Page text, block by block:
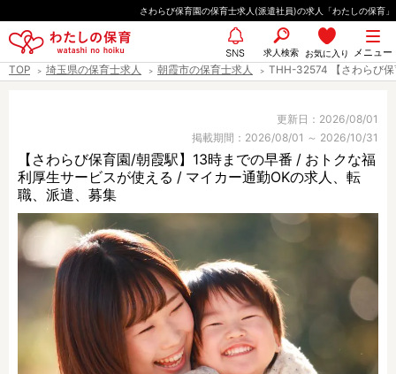
ー
の
さわらび保育園の保育士求人(派遣社員)の求人「わたしの保育」
メニュー
お気に入り
求人検索
SNS
TOP 埼玉県の保育士求人 朝霞市の保育士求人 THH-32574 【さわらび保
更新日：2026/08/01
掲載期間：2026/08/01 ～ 2026/10/31
【さわらび保育園/朝霞駅】13時までの早番 / おトクな福
利厚生サービスが使える / マイカー通勤OKの求人、転
職、派遣、募集
都道府県
雇用形態
職種
保育士
保育教諭
保育補助
幼稚園教諭
放課後児童支援員
学童スタッフ